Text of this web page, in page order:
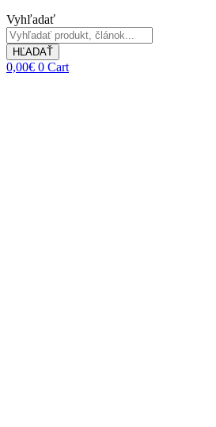
Vyhľadať
HĽADAŤ
0,00€ 0 Cart